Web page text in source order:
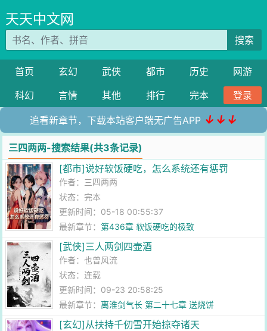
天天中文网
搜索
首页 玄幻 武侠 都市 历史
网游
科幻
言情 其他 排行 完本 登录
追看新章节，下载本站客户端无广告APP ↓↓↓
三四两两-搜索结果(共3条记录)
[都市]说好软饭硬吃，怎么系统还有惩罚
作者： 三四两两
状态：完本
更新时间：05-18 00:55:37
最新章节：第436章 软饭硬吃的极致
[武侠]三人两剑四壶酒
作者：也曾风流
状态：连载
更新时间：09-23 20:58:25
最新章节： 离淮剑气长 第二十七章 送烧饼
[玄幻]从扶持千仞雪开始掠夺诸天